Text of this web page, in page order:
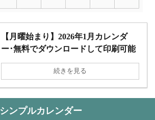
【月曜始まり】2026年1月カレンダ
ー･無料でダウンロードして印刷可能
続きを見る
シンプルカレンダー